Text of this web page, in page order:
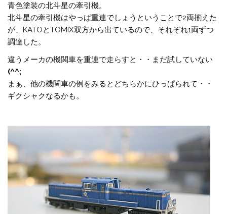
青色塗装の北斗星の牽引機。
北斗星の牽引機はやっぱ重連でしょうということで2両揃えた
が、KATOとTOMIX双方から出ているので、それぞれ1両ずつ
調達した。
違うメーカの機関車を重連で走らすと・・まだ試していない
(^^;
まぁ、他の機関車の例をみるとどちらかにひっぱられて・・
ギクシャクなるかも。